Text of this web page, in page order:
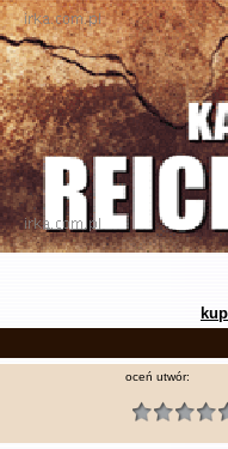
oceń utwór: